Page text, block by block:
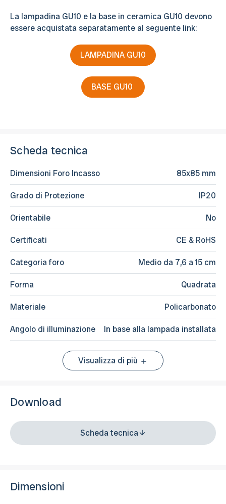
Scheda tecnica
Dimensioni Foro Incasso 85x85 mm
Grado di Protezione IP20
Orientabile No
Certificati CE & RoHS
Categoria foro Medio da 7,6 a 15 cm
Forma Quadrata
Materiale Policarbonato
Angolo di illuminazione In base alla lampada installata
Visualizza di più
Download
Scheda tecnica
Dimensioni
La lampadina GU10 e la base in ceramica GU10 devono
essere acquistata separatamente al seguente link:
LAMPADINA GU10
BASE GU10